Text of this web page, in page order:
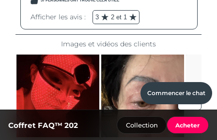
Commencer le chat
Coffret FAQ™ 202 Collection Acheter